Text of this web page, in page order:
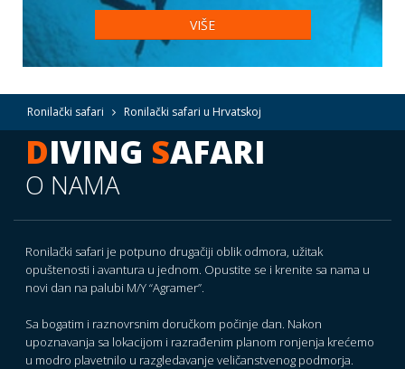
VIŠE
Ronilački safari Ronilački safari u Hrvatskoj
DIVING SAFARI
O NAMA
Ronilački safari je potpuno drugačiji oblik odmora, užitak
opuštenosti i avantura u jednom. Opustite se i krenite sa nama u
novi dan na palubi M/Y “Agramer”.
Sa bogatim i raznovrsnim doručkom počinje dan. Nakon
upoznavanja sa lokacijom i razrađenim planom ronjenja krećemo
u modro plavetnilo u razgledavanje veličanstvenog podmorja.